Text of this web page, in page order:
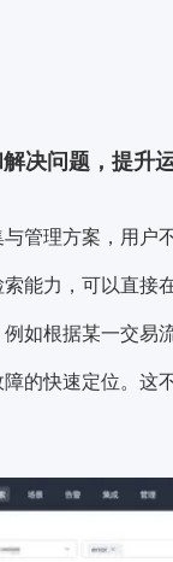
决问题，提升
管理方案，用户
能力，可以直接
如根据某一交易
的快速定位。这